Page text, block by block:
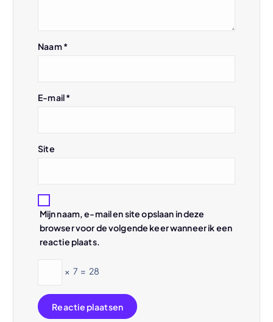
Naam*
E-mail*
Site
Mijn naam, e-mail en site opslaan in deze
browser voor de volgende keer wanneer ik een
reactie plaats.
× 7 = 28